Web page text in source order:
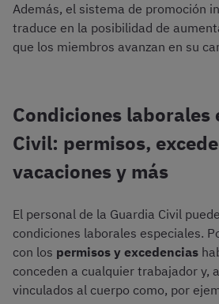
Además, el sistema de promoción
traduce en la posibilidad de
que los miembros avanzan en su
Condiciones laborales
Civil: permisos,
vacaciones y más
El personal de la Guardia Civil
condiciones laborales especiales.
con los permisos y excedencias
conceden a cualquier trabajador y,
vinculados al cuerpo como, por